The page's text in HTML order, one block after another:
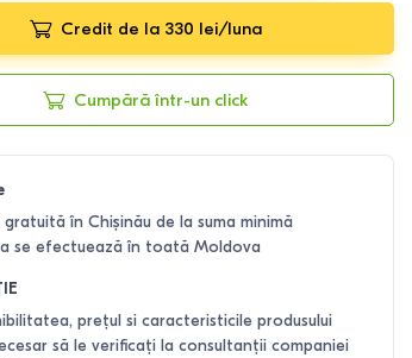
Credit de la 330 lei/luna
Cumpără într-un click
gratuită în Chișinău de la suma minimă
se efectuează în toată Moldova
prețul si caracteristicile produsului
să le verificați la consultanții companiei